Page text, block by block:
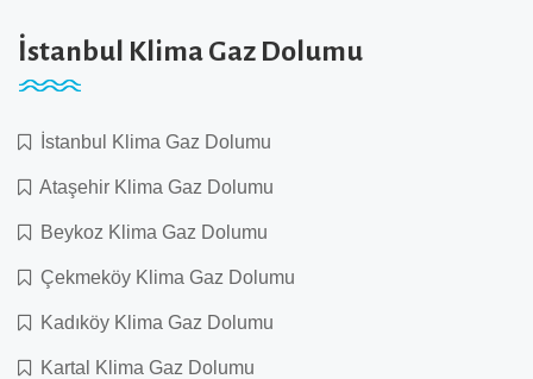
İstanbul Klima Gaz Dolumu
İstanbul Klima Gaz Dolumu
Ataşehir Klima Gaz Dolumu
Beykoz Klima Gaz Dolumu
Çekmeköy Klima Gaz Dolumu
Kadıköy Klima Gaz Dolumu
Kartal Klima Gaz Dolumu